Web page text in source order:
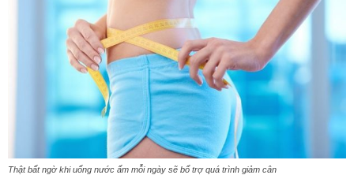
Thật bất ngờ khi uống nước ấm mỗi ngày sẽ bổ trợ quá trình giảm cân